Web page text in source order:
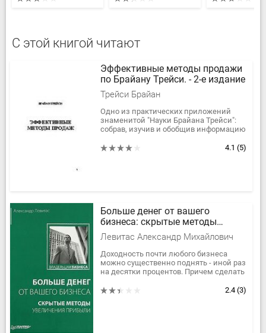
С этой книгой читают
Эффективные методы продажи
по Брайану Трейси. - 2-е издание
Трейси Брайан
Одно из практических приложений
знаменитой "Науки Брайана Трейси":
собрав, изучив и обобщив информацию
приемах, благодаря которым умные...
4.1 (5)
Больше денег от вашего
бизнеса: скрытые методы
увеличения прибыли
Левитас Александр Михайлович
Доходность почти любого бизнеса
можно существенно поднять - иной раз
на десятки процентов. Причем сделать
малобюджетными средствами, за2.4 (3)